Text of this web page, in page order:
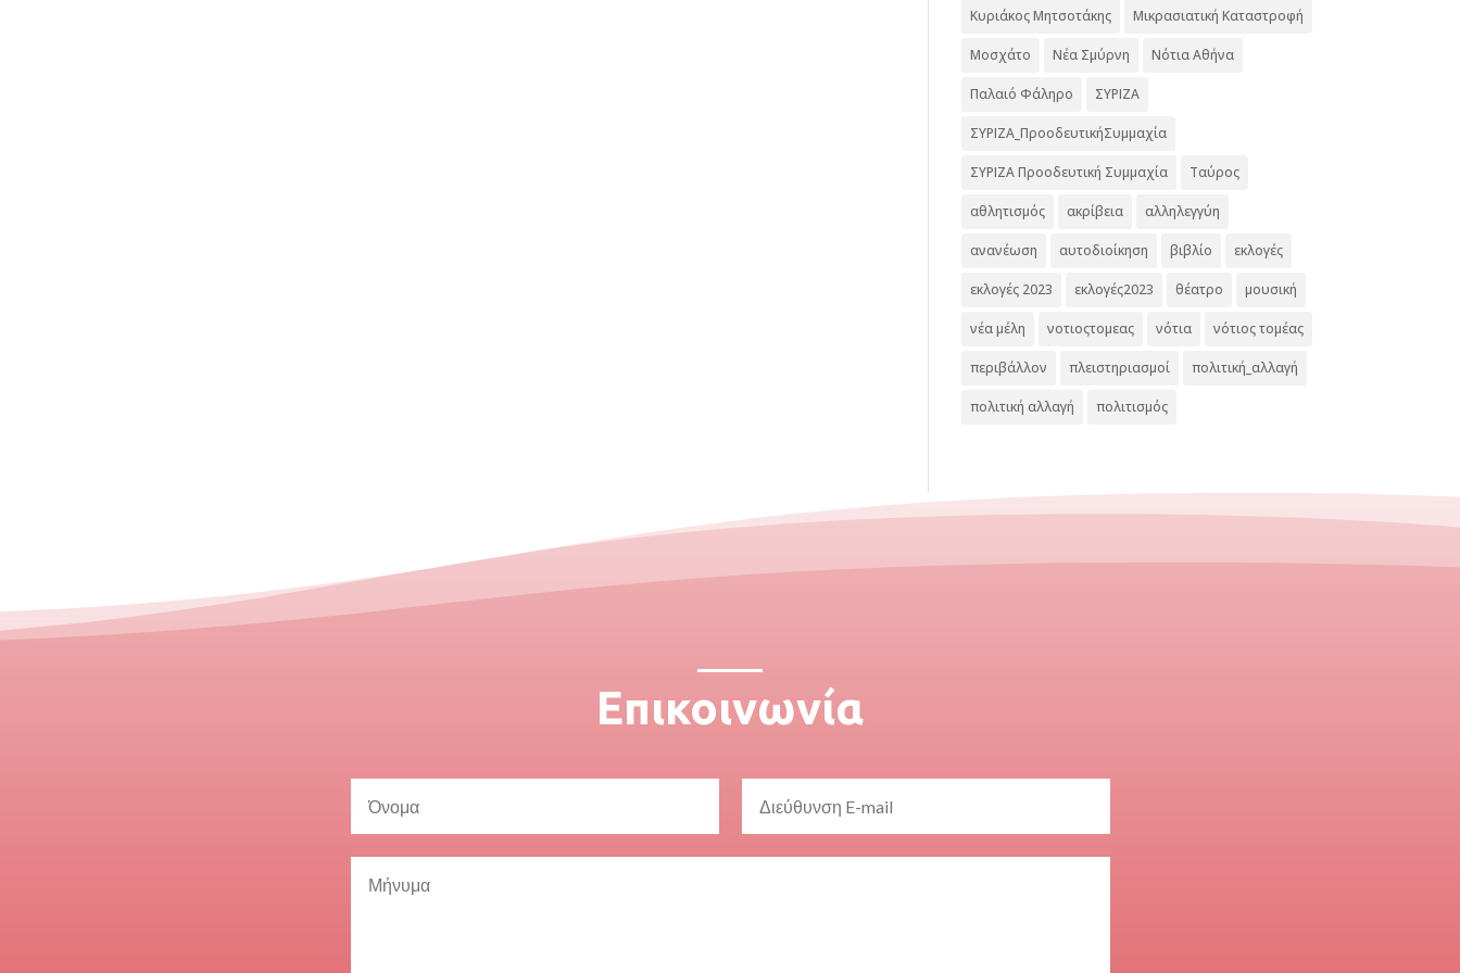
Κυριάκος Μητσοτάκης Μικρασιατική Καταστροφή
Μοσχάτο Νέα Σμύρνη Νότια Αθήνα
Παλαιό Φάληρο ΣΥΡΙΖΑ
ΣΥΡΙΖΑ_ΠροοδευτικήΣυμμαχία
ΣΥΡΙΖΑ Προοδευτική Συμμαχία Ταύρος
αθλητισμός ακρίβεια αλληλεγγύη
ανανέωση αυτοδιοίκηση βιβλίο εκλογές
εκλογές 2023 εκλογές2023 θέατρο μουσική
νέα μέλη νοτιοςτομεας νότια νότιος τομέας
περιβάλλον πλειστηριασμοί πολιτική_αλλαγή
πολιτική αλλαγή πολιτισμός
Επικοινωνία